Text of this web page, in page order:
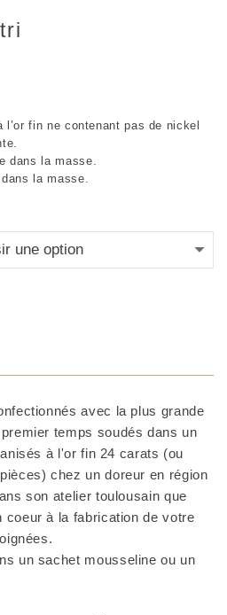
fin ne contenant pas de nickel
dans la masse.
la masse.
avec la plus grande
temps soudés dans un
à l'or fin 24 carats (ou
chez un doreur en région
son atelier toulousain que
coeur à la fabrication de votre
un sachet mousseline ou un